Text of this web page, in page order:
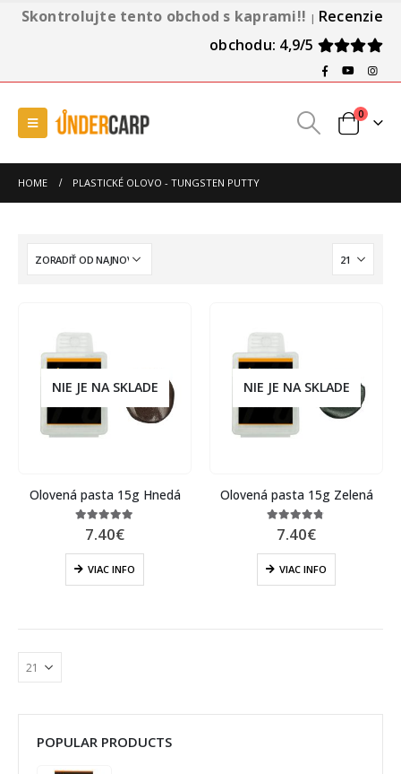
Skontrolujte tento obchod s kaprami!! | Recenzie
obchodu: 4,9/5
0
HOME PLASTICKÉ OLOVO - TUNGSTEN PUTTY
NIE JE NA SKLADE
Olovená pasta 15g Hnedá
5.00 out of 5
7.40€
VIAC INFO
NIE JE NA SKLADE
Olovená pasta 15g Zelená
4.67 out of 5
7.40€
VIAC INFO
POPULAR PRODUCTS